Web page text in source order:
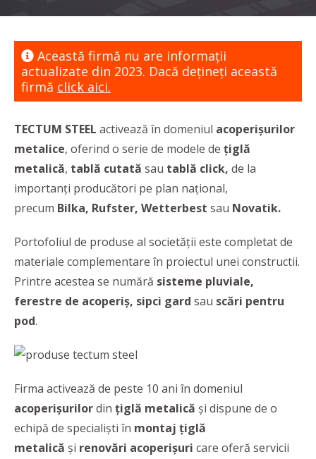
Această firmă nu are informaţii
actualizate din 2023. Dacă dețineți această
firmă click aici.
TECTUM STEEL activează în domeniul acoperișurilor
metalice, oferind o serie de modele de țiglă
metalică, tablă cutată sau tablă click, de la
importanți producători pe plan național,
precum Bilka, Rufster, Wetterbest sau Novatik.
Portofoliul de produse al societății este completat de
materiale complementare în proiectul unei constructii.
Printre acestea se numără sisteme pluviale,
ferestre de acoperiș, sipci gard sau scări pentru
pod.
Firma activează de peste 10 ani în domeniul
acoperișurilordin țiglă metalică și dispune de o
echipă de specialiști în montaj țiglă
metalică și renovări acoperișuri care oferă servicii